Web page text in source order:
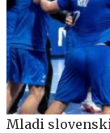
Mladi